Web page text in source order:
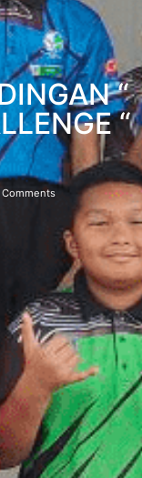
“
“
Comments